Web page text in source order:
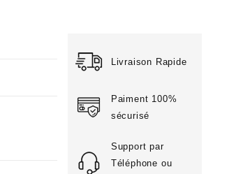
Livraison Rapide
Paiment 100%
sécurisé
Support par
Téléphone ou